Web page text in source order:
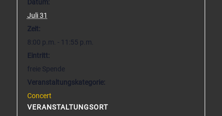
Datum:
Juli 31
Zeit:
8:00 p.m. - 11:55 p.m.
Eintritt:
freie Spende
Veranstaltungskategorie:
Concert
VERANSTALTUNGSORT